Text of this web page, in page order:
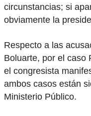
circunstancias; si
obviamente la
Respecto a las
Boluarte, por el caso
el congresista
ambos casos están
Ministerio Público.